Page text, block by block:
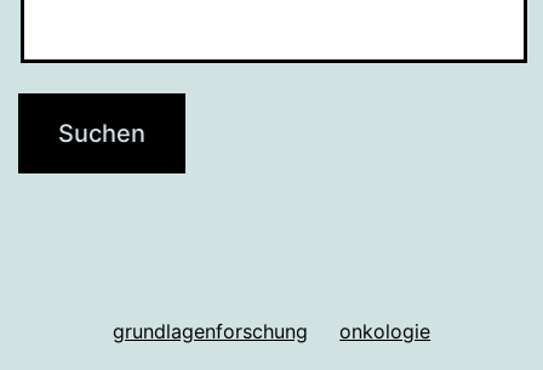
grundlagenforschung onkologie